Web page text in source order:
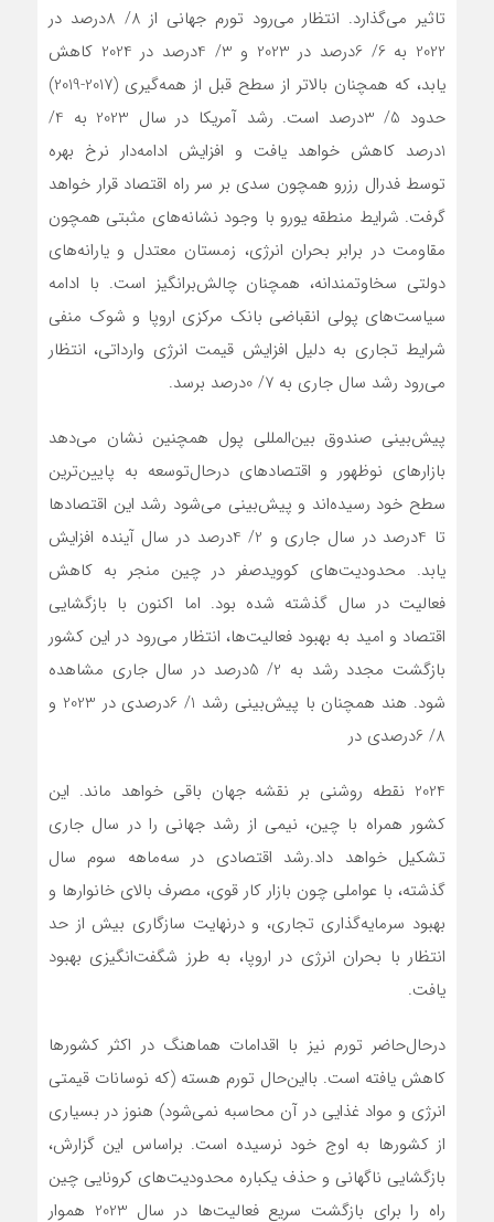
تاثیر می‌گذارد. انتظار می‌رود تورم جهانی از 8/ 8درصد در
2022 به 6/ 6درصد در 2023 و 3/ 4درصد در 2024 کاهش
یابد، که همچنان بالاتر از سطح قبل از همه‌گیری (2017-2019)
حدود 5/ 3درصد است. رشد آمریکا در سال 2023 به 4/
1درصد کاهش خواهد یافت و افزایش ادامه‌دار نرخ بهره
توسط فدرال رزرو همچون سدی بر سر راه اقتصاد قرار خواهد
گرفت. شرایط منطقه یورو با وجود نشانه‌های مثبتی همچون
مقاومت در برابر بحران انرژی، زمستان معتدل و یارانه‌های
دولتی سخاوتمندانه، همچنان چالش‌برانگیز است. با ادامه
سیاست‌های پولی انقباضی بانک مرکزی اروپا و شوک منفی
شرایط تجاری به دلیل افزایش قیمت انرژی وارداتی، انتظار
می‌رود رشد سال جاری به 7/ 0درصد برسد.
پیش‌بینی صندوق بین‌المللی پول همچنین نشان می‌دهد
بازارهای نوظهور و اقتصادهای درحال‌توسعه به پایین‌ترین
سطح خود رسیده‌اند و پیش‌بینی می‌شود رشد این اقتصادها
تا 4درصد در سال جاری و 2/ 4درصد در سال آینده افزایش
یابد. محدودیت‌های کووید‌صفر در چین منجر به کاهش
فعالیت در سال گذشته شده بود. اما اکنون با بازگشایی
اقتصاد و امید به بهبود فعالیت‌ها، انتظار می‌رود در این کشور
بازگشت مجدد رشد به 2/ 5درصد در سال جاری مشاهده
شود. هند همچنان با پیش‌بینی رشد 1/ 6درصدی در 2023 و
8/ 6درصدی در
2024 نقطه روشنی بر نقشه جهان باقی خواهد ماند. این
کشور همراه با چین، نیمی از رشد جهانی را در سال جاری
تشکیل خواهد داد.رشد اقتصادی در سه‌ماهه سوم سال
گذشته، با عواملی چون بازار کار قوی، مصرف بالای خانوارها و
بهبود سرمایه‌گذاری تجاری، و درنهایت سازگاری بیش از حد
انتظار با بحران انرژی در اروپا، به طرز شگفت‌انگیزی بهبود
یافت.
درحال‌حاضر تورم نیز با اقدامات هماهنگ در اکثر کشورها
کاهش یافته است. با‌این‌حال تورم هسته (که نوسانات قیمتی
انرژی و مواد غذایی در آن محاسبه نمی‌شود) هنوز در بسیاری
از کشورها به اوج خود نرسیده است. براساس این گزارش،
بازگشایی ناگهانی و حذف یکباره محدودیت‌های کرونایی چین
راه را برای بازگشت سریع فعالیت‌ها در سال 2023 هموار